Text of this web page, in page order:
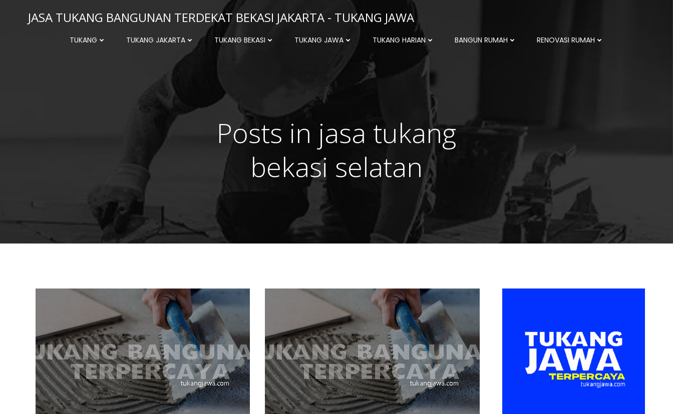
JASA TUKANG BANGUNAN TERDEKAT BEKASI JAKARTA - TUKANG JAWA
TUKANG TUKANG JAKARTA TUKANG BEKASI TUKANG JAWA TUKANG HARIAN BANGUN RUMAH RENOVASI RUMAH
Posts in jasa tukang
bekasi selatan